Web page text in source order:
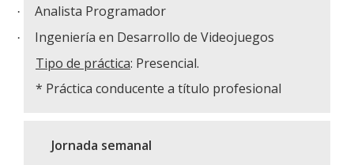
· Analista Programador
·
Ingeniería en Desarrollo de Videojuegos
Tipo de práctica: Presencial.
* Práctica conducente a título profesional
Jornada semanal